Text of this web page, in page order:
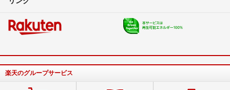
楽天のグループサービス